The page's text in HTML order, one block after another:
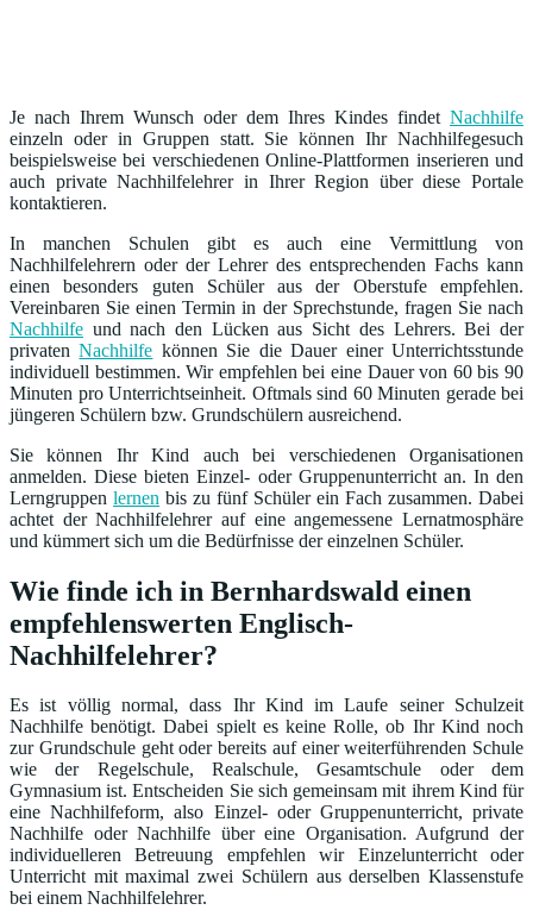
Je nach Ihrem Wunsch oder dem Ihres Kindes findet Nachhilfe
einzeln oder in Gruppen statt. Sie können Ihr Nachhilfegesuch
beispielsweise bei verschiedenen Online-Plattformen inserieren und
auch private Nachhilfelehrer in Ihrer Region über diese Portale
kontaktieren.
In manchen Schulen gibt es auch eine Vermittlung von
Nachhilfelehrern oder der Lehrer des entsprechenden Fachs kann
einen besonders guten Schüler aus der Oberstufe empfehlen.
Vereinbaren Sie einen Termin in der Sprechstunde, fragen Sie nach
Nachhilfe und nach den Lücken aus Sicht des Lehrers. Bei der
privatenNachhilfe können Sie die Dauer einer Unterrichtsstunde
individuell bestimmen. Wir empfehlen bei eine Dauer von 60 bis 90
Minuten pro Unterrichtseinheit. Oftmals sind 60 Minuten gerade bei
jüngeren Schülern bzw. Grundschülern ausreichend.
Sie können Ihr Kind auch bei verschiedenen Organisationen
anmelden. Diese bieten Einzel- oder Gruppenunterricht an. In den
Lerngruppen lernen bis zu fünf Schüler ein Fach zusammen. Dabei
achtet der Nachhilfelehrer auf eine angemessene Lernatmosphäre
und kümmert sich um die Bedürfnisse der einzelnen Schüler.
Wie finde ich in Bernhardswald einen
empfehlenswerten Englisch-
Nachhilfelehrer?
Es ist völlig normal, dass Ihr Kind im Laufe seiner Schulzeit
Nachhilfe benötigt. Dabei spielt es keine Rolle, ob Ihr Kind noch
zur Grundschule geht oder bereits auf einer weiterführenden Schule
wie der Regelschule, Realschule, Gesamtschule oder dem
Gymnasium ist. Entscheiden Sie sich gemeinsam mit ihrem Kind für
eine Nachhilfeform, also Einzel- oder Gruppenunterricht, private
Nachhilfe oder Nachhilfe über eine Organisation. Aufgrund der
individuelleren Betreuung empfehlen wir Einzelunterricht oder
Unterricht mit maximal zwei Schülern aus derselben Klassenstufe
bei einem Nachhilfelehrer.